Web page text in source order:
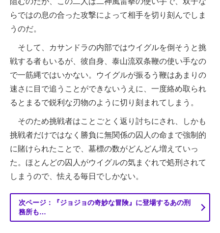
らではの息の合った攻撃によって相手を切り刻んでしま
うのだ。
そして、カサンドラの内部ではウイグルを倒そうと挑
戦する者もいるが、彼自身、泰山流双条鞭の使い手なの
で一筋縄ではいかない。ウイグルが振るう鞭はあまりの
速さに目で追うことができないうえに、一度絡め取られ
るとまるで鋭利な刃物のように切り刻まれてしまう。
そのため挑戦者はことごとく返り討ちにされ、しかも
挑戦者だけではなく勝負に無関係の囚人の命まで強制的
に賭けられたことで、墓標の数がどんどん増えていっ
た。ほとんどの囚人がウイグルの気まぐれで処刑されて
しまうので、怯える毎日でしかない。
次ページ：『ジョジョの奇妙な冒険』に登場するあの刑
務所も…